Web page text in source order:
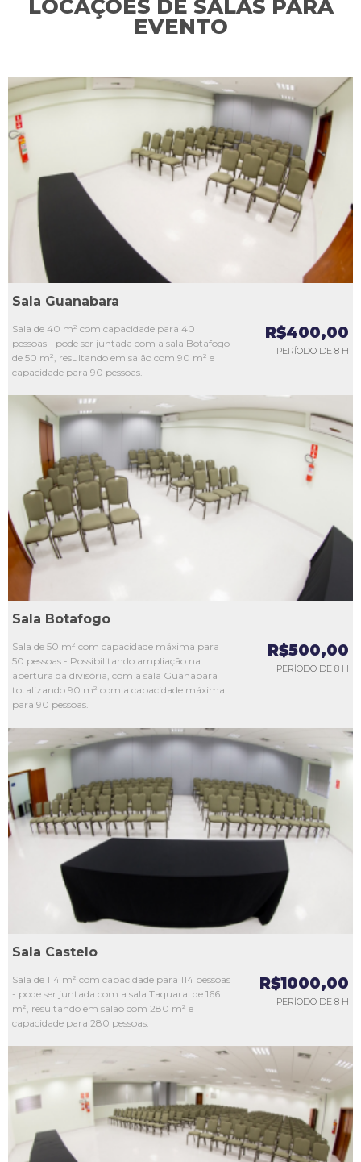
LOCAÇÕES DE SALAS PARA
EVENTO
L4
L5
Sala Guanabara
Sala de 40 m² com capacidade para 40
pessoas - pode ser juntada com a sala Botafogo
de 50 m², resultando em salão com 90 m² e
capacidade para 90 pessoas.
R$400,00
PERÍODO DE 8 H
L1
L2
L3
L4
Sala Botafogo
Sala de 50 m² com capacidade máxima para
50 pessoas - Possibilitando ampliação na
abertura da divisória, com a sala Guanabara
totalizando 90 m² com a capacidade máxima
para 90 pessoas.
R$500,00
PERÍODO DE 8 H
L2
L3
L4
Sala Castelo
Sala de 114 m² com capacidade para 114 pessoas
- pode ser juntada com a sala Taquaral de 166
m², resultando em salão com 280 m² e
capacidade para 280 pessoas.
R$1000,00
PERÍODO DE 8 H
L3
L4